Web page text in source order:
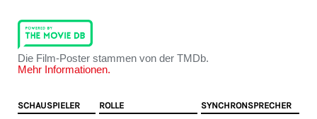
Die Film-Poster stammen von der TMDb.
Mehr Informationen.
SCHAUSPIELER ROLLE SYNCHRONSPRECHER